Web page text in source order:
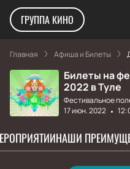
ГРУППА КИНО
Главная Афиша и Билеты
Билеты на
2022 в Туле
Фестивальное
17 июн. 2022
НАШИ